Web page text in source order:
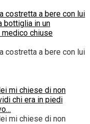
costretta a bere con lui
bottiglia in un
medico chiuse
costretta a bere con lui
mi chiese di non
chi era in piedi
mi chiese di non